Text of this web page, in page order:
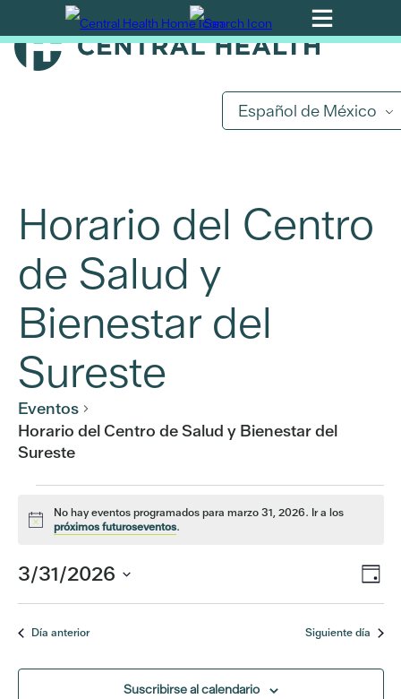
al
contenido
Español de México
Horario del Centro
de Salud y
Bienestar del
Sureste
Eventos
Horario del Centro de Salud y Bienestar del
Sureste
Eventos
marzo
31,
Aviso
No hay eventos programados para marzo 31, 2026. Ir a los
próximos futuroseventos.
de
de
Día
3/31/2026
Día anterior Siguiente día
Suscribirse al calendario